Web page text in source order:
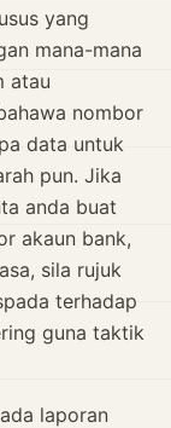
yang
mana-mana
atau
nombor
data untuk
pun. Jika
anda buat
akaun bank,
sila rujuk
terhadap
guna taktik
laporan